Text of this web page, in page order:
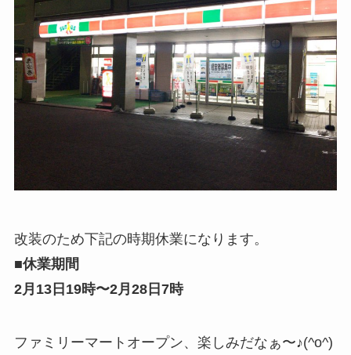
改装のため下記の時期休業になります。
■休業期間
2月13日19時〜2月28日7時
ファミリーマートオープン、楽しみだなぁ〜♪(^o^)